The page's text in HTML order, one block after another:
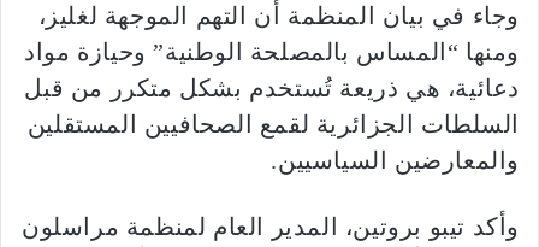
وجاء في بيان المنظمة أن التهم الموجهة لغليز،
ومنها “المساس بالمصلحة الوطنية” وحيازة مواد
دعائية، هي ذريعة تُستخدم بشكل متكرر من قبل
السلطات الجزائرية لقمع الصحافيين المستقلين
والمعارضين السياسيين.
وأكد تيبو بروتين، المدير العام لمنظمة مراسلون